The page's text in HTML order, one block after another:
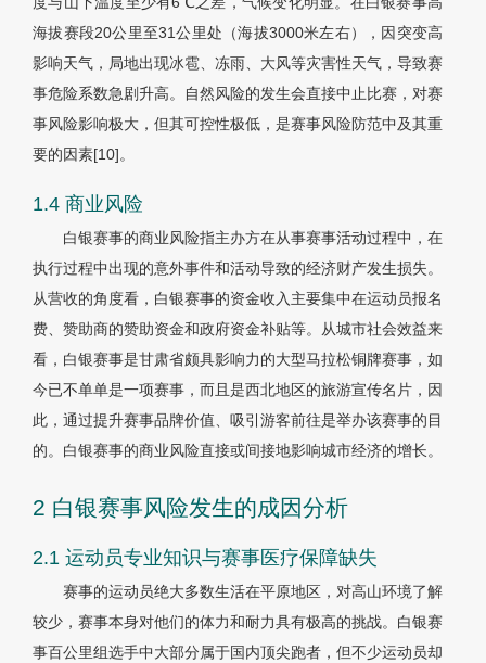
海拔赛段20公里至31公里处（海拔3000米左右），因突变高
影响天气，局地出现冰雹、冻雨、大风等灾害性天气，导致赛
事危险系数急剧升高。自然风险的发生会直接中止比赛，对赛
事风险影响极大，但其可控性极低，是赛事风险防范中及其重
要的因素[10]。
1.4 商业风险
白银赛事的商业风险指主办方在从事赛事活动过程中，在
执行过程中出现的意外事件和活动导致的经济财产发生损失。
从营收的角度看，白银赛事的资金收入主要集中在运动员报名
费、赞助商的赞助资金和政府资金补贴等。从城市社会效益来
看，白银赛事是甘肃省颇具影响力的大型马拉松铜牌赛事，如
今已不单单是一项赛事，而且是西北地区的旅游宣传名片，因
此，通过提升赛事品牌价值、吸引游客前往是举办该赛事的目
的。白银赛事的商业风险直接或间接地影响城市经济的增长。
2 白银赛事风险发生的成因分析
2.1 运动员专业知识与赛事医疗保障缺失
赛事的运动员绝大多数生活在平原地区，对高山环境了解
较少，赛事本身对他们的体力和耐力具有极高的挑战。白银赛
事百公里组选手中大部分属于国内顶尖跑者，但不少运动员却